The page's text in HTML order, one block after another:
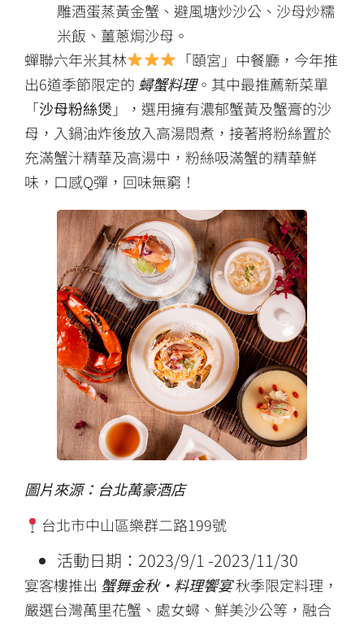
雕酒蛋蒸黃金蟹、避風塘炒沙公、沙母炒糯
米飯、薑蔥焗沙母。
蟬聯六年米其林
「頤宮」中餐廳，今年推
出6道季節限定的 蟳蟹料理。其中最推薦新菜單
「沙母粉絲煲 」，選用擁有濃郁蟹黃及蟹膏的沙
母，入鍋油炸後放入高湯悶煮，接著將粉絲置於
充滿蟹汁精華及高湯中，粉絲吸滿蟹的精華鮮
味，口感Q彈，回味無窮！
圖片來源：台北萬豪酒店
台北市中山區樂群二路199號
活動日期：2023/9/1 -2023/11/30
宴客樓推出 蟹舞金秋·料理饗宴秋季限定料理，
嚴選台灣萬里花蟹、處女蟳、鮮美沙公等，融合